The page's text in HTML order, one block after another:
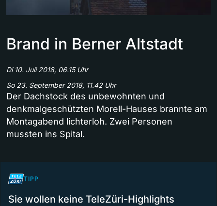
Brand in Berner Altstadt
Di 10. Juli 2018, 06.15 Uhr
So 23. September 2018, 11.42 Uhr
Der Dachstock des unbewohnten und
denkmalgeschützten Morell-Hauses brannte am
Montagabend lichterloh. Zwei Personen
mussten ins Spital.
TIPP
Sie wollen keine TeleZüri-Highlights